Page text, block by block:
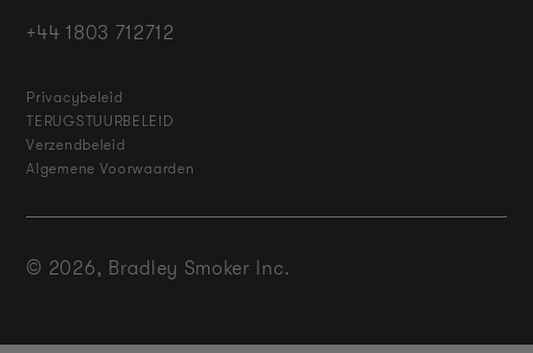
+44 1803 712712
Privacybeleid
TERUGSTUURBELEID
Verzendbeleid
Algemene Voorwaarden
© 2026, Bradley Smoker Inc.